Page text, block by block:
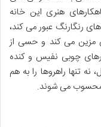
هنری این خانه
رنگارنگ عبور می کند،
مزین می کند و حسی از
چوبی نفیس و کنده
تنها راهروها را به هم
محسوب می شوند.